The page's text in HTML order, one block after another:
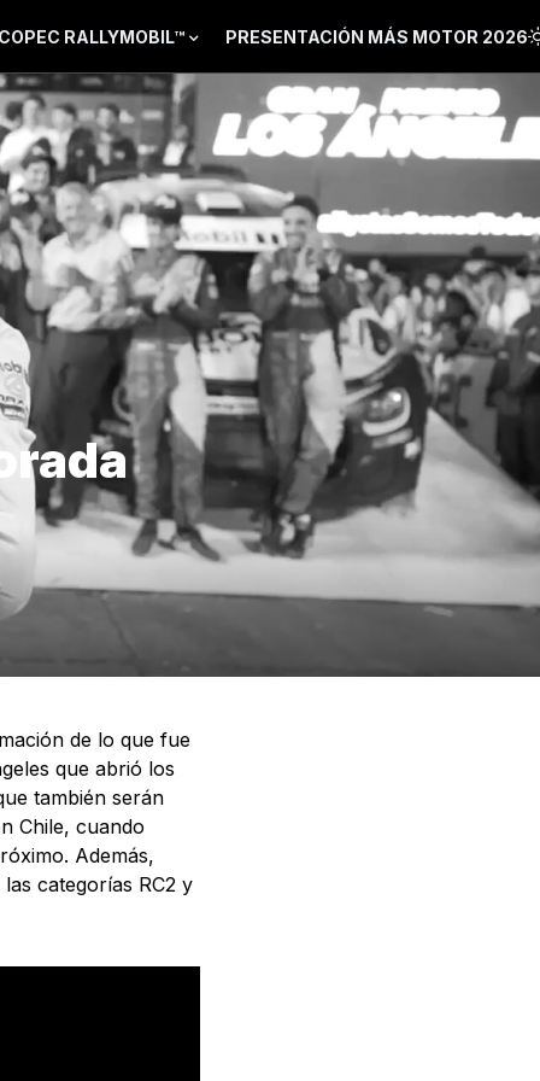
RALLYMOBIL™ PRESENTACIÓN MÁS MOTOR 2026
de lo que fue
que abrió los
también serán
Chile, cuando
Además,
categorías RC2 y